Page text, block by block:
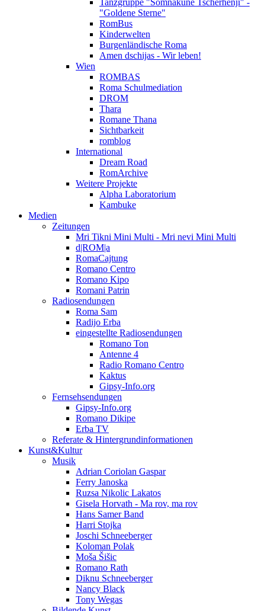
Tanzgruppe "Somnakune Tscherhenji" -
"Goldene Sterne"
RomBus
Kinderwelten
Burgenländische Roma
Amen dschijas - Wir leben!
Wien
ROMBAS
Roma Schulmediation
DROM
Thara
Romane Thana
Sichtbarkeit
romblog
International
Dream Road
RomArchive
Weitere Projekte
Alpha Laboratorium
Kambuke
Medien
Zeitungen
Mri Tikni Mini Multi - Mri nevi Mini Multi
d|ROM|a
RomaCajtung
Romano Centro
Romano Kipo
Romani Patrin
Radiosendungen
Roma Sam
Radijo Erba
eingestellte Radiosendungen
Romano Ton
Antenne 4
Radio Romano Centro
Kaktus
Gipsy-Info.org
Fernsehsendungen
Gipsy-Info.org
Romano Dikipe
Erba TV
Referate & Hintergrundinformationen
Kunst&Kultur
Musik
Adrian Coriolan Gaspar
Ferry Janoska
Ruzsa Nikolic Lakatos
Gisela Horvath - Ma rov, ma rov
Hans Samer Band
Harri Stojka
Joschi Schneeberger
Koloman Polak
Moša Šišic
Romano Rath
Diknu Schneeberger
Nancy Black
Tony Wegas